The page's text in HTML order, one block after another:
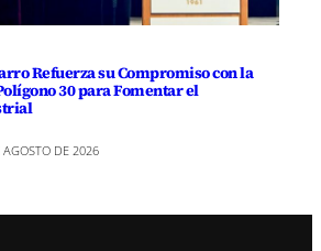
Refuerza su Compromiso con la
30 para Fomentar el
AGOSTO DE 2026